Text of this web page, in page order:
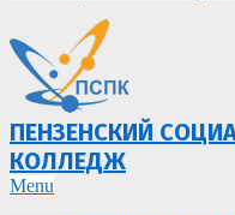
ПЕНЗЕНСКИЙ
КОЛЛЕДЖ
Primary
Menu